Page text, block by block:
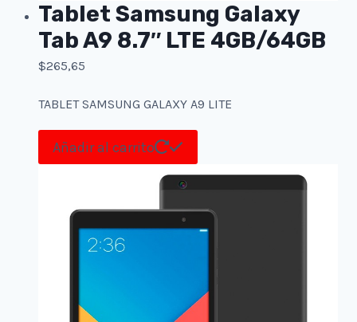
Tablet Samsung Galaxy
Tab A9 8.7″ LTE 4GB/64GB
$265,65
TABLET SAMSUNG GALAXY A9 LITE
Añadir al carrito